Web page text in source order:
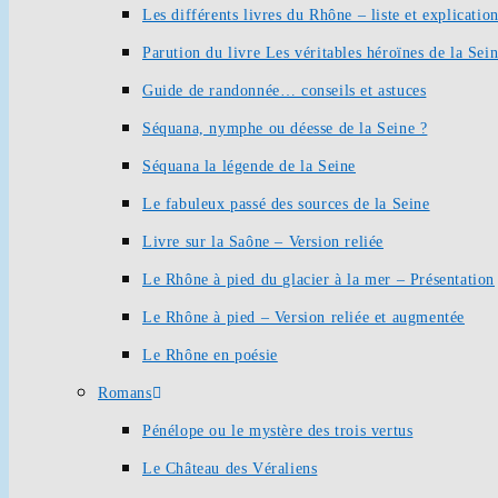
Les différents livres du Rhône – liste et
Parution du livre Les véritables héroïnes de la
Guide de randonnée… conseils et astuces
Séquana, nymphe ou déesse de la Seine ?
Séquana la légende de la Seine
Le fabuleux passé des sources de la Seine
Livre sur la Saône – Version reliée
Le Rhône à pied du glacier à la mer – Présentation
Le Rhône à pied – Version reliée et augmentée
Le Rhône en poésie
Romans
Pénélope ou le mystère des trois vertus
Le Château des Véraliens